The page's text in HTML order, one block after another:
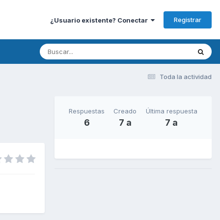
¿Usuario existente? Conectar Registrar
Toda la actividad
Respuestas
6
Creado
7 a
Última respuesta
7 a